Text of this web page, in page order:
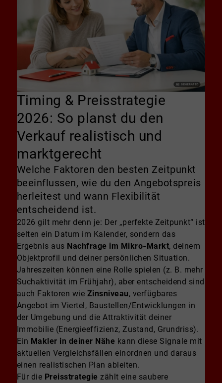
Timing & Preisstrategie
2026: So planst du den
Verkauf realistisch und
marktgerecht
Welche Faktoren den besten Zeitpunkt
beeinflussen, wie du den Angebotspreis
herleitest und wann Flexibilität
entscheidend ist.
2026 gilt mehr denn je: Der „perfekte Zeitpunkt“ ist
selten ein Datum im Kalender, sondern das
Ergebnis aus Nachfrage im Mikro‑Markt, deinem
Objektprofil und deiner persönlichen Situation.
Jahreszeiten können eine Rolle spielen (z. B. mehr
Suchaktivität im Frühjahr), aber entscheidend sind
auch Faktoren wie Zinsniveau, verfügbares
Angebot im Viertel, Baustellen/Entwicklungen in
der Umgebung und die Attraktivität deiner
Immobilie (Energieeffizienz, Zustand, Grundriss).
Ein Makler in deiner Nähe kann diese Signale mit
aktuellen Vergleichsfällen einordnen und daraus
einen realistischen Plan ableiten.
Für die Preisstrategie zählt eine saubere